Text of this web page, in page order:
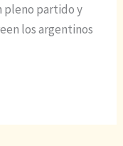
pleno partido y
los argentinos